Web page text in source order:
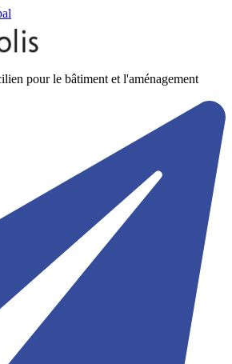
pour le bâtiment et l'aménagement